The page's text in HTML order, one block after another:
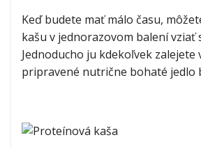
Keď budete mať málo času,
kašu v jednorazovom balení vziať
Jednoducho ju kdekoľvek zalejete
pripravené nutrične bohaté jedlo